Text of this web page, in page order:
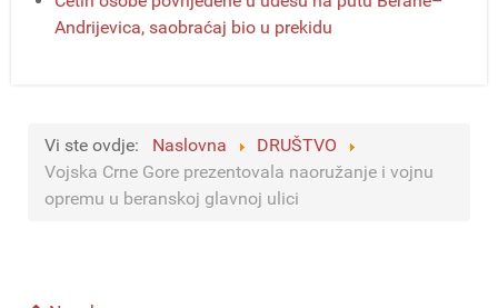
Andrijevica, saobraćaj bio u prekidu
Vi ste ovdje: Naslovna
DRUŠTVO
Vojska Crne Gore prezentovala naoružanje i vojnu
opremu u beranskoj glavnoj ulici